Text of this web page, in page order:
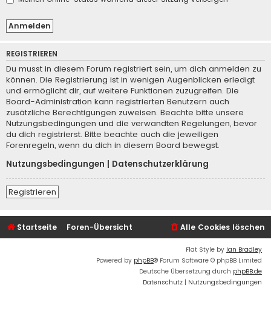
REGISTRIEREN
Du musst in diesem Forum registriert sein, um dich anmelden zu
können. Die Registrierung ist in wenigen Augenblicken erledigt
und ermöglicht dir, auf weitere Funktionen zuzugreifen. Die
Board-Administration kann registrierten Benutzern auch
zusätzliche Berechtigungen zuweisen. Beachte bitte unsere
Nutzungsbedingungen und die verwandten Regelungen, bevor
du dich registrierst. Bitte beachte auch die jeweiligen
Forenregeln, wenn du dich in diesem Board bewegst.
Nutzungsbedingungen
Datenschutzerklärung
Registrieren
Startseite Foren-Übersicht Alle Cookies löschen
Flat Style by Ian Bradley
Powered by phpBB® Forum Software © phpBB Limited
Deutsche Übersetzung durch phpBB.de
Datenschutz | Nutzungsbedingungen